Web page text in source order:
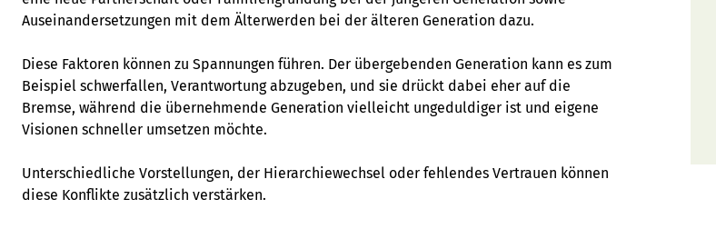
Auseinandersetzungen mit dem Älterwerden bei der älteren Generation dazu.
Diese Faktoren können zu Spannungen führen. Der übergebenden Generation kann es zum
Beispiel schwerfallen, Verantwortung abzugeben, und sie drückt dabei eher auf die
Bremse, während die übernehmende Generation vielleicht ungeduldiger ist und eigene
Visionen schneller umsetzen möchte.
Unterschiedliche Vorstellungen, der Hierarchiewechsel oder fehlendes Vertrauen können
diese Konflikte zusätzlich verstärken.